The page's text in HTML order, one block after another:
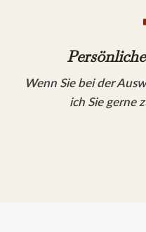
Wenn Sie bei der
ich Sie gerne